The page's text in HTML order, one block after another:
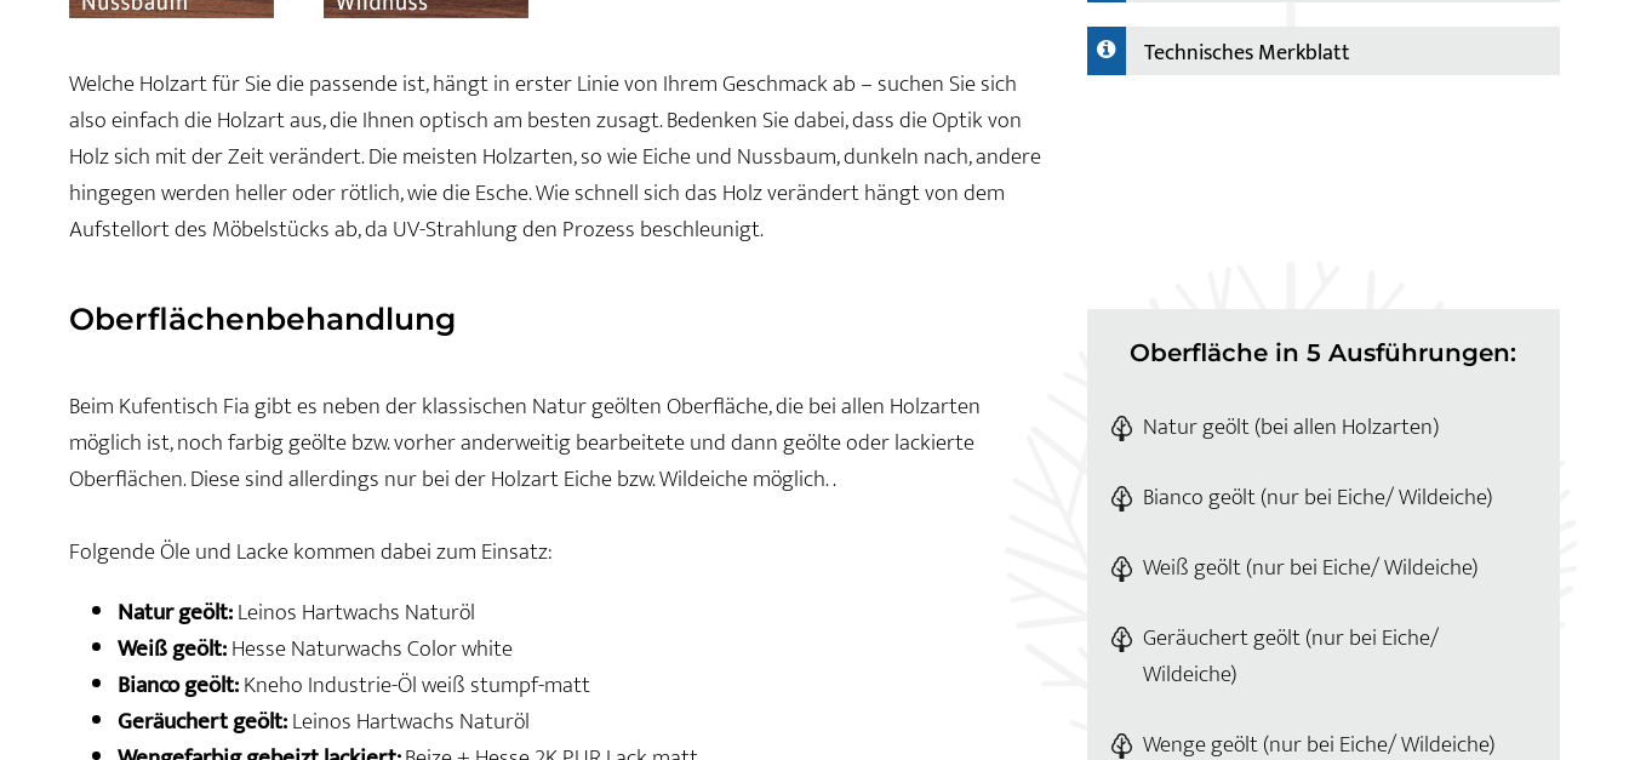
Welche Holzart für Sie die passende ist, hängt in erster Linie von Ihrem Geschmack ab – suchen Sie sich
also einfach die Holzart aus, die Ihnen optisch am besten zusagt. Bedenken Sie dabei, dass die Optik von
Holz sich mit der Zeit verändert. Die meisten Holzarten, so wie Eiche und Nussbaum, dunkeln nach, andere
hingegen werden heller oder rötlich, wie die Esche. Wie schnell sich das Holz verändert hängt von dem
Aufstellort des Möbelstücks ab, da UV-Strahlung den Prozess beschleunigt.
Technisches Merkblatt
Oberflächenbehandlung
Beim Kufentisch Fia gibt es neben der klassischen Natur geölten Oberfläche, die bei allen Holzarten
möglich ist, noch farbig geölte bzw. vorher anderweitig bearbeitete und dann geölte oder lackierte
Oberflächen. Diese sind allerdings nur bei der Holzart Eiche bzw. Wildeiche möglich. .
Folgende Öle und Lacke kommen dabei zum Einsatz:
Natur geölt:Leinos Hartwachs Naturöl
Weiß geölt:Hesse Naturwachs Color white
Bianco geölt:Kneho Industrie-Öl weiß stumpf-matt
Geräuchert geölt:Leinos Hartwachs Naturöl
Oberfläche in 5 Ausführungen:
Natur geölt (bei allen Holzarten)
Bianco geölt (nur bei Eiche/ Wildeiche)
Weiß geölt (nur bei Eiche/ Wildeiche)
Geräuchert geölt (nur bei Eiche/
Wildeiche)
Wenge geölt (nur bei Eiche/ Wildeiche)